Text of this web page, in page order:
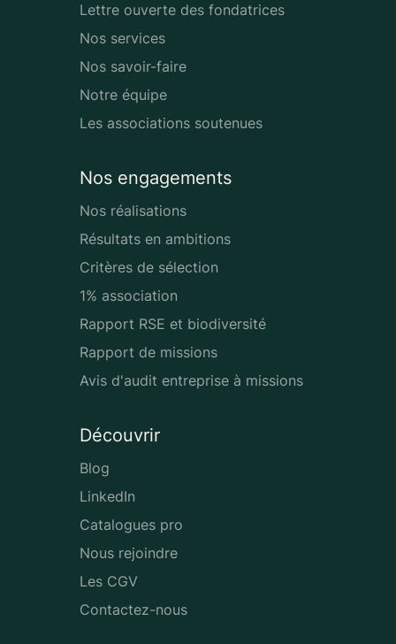
Lettre ouverte des fondatrices
Nos services
Nos savoir-faire
Notre équipe
Les associations soutenues
Nos engagements
Nos réalisations
Résultats en ambitions
Critères de sélection
1% association
Rapport RSE et biodiversité
Rapport de missions
Avis d'audit entreprise à missions
Découvrir
Blog
LinkedIn
Catalogues pro
Nous rejoindre
Les CGV
Contactez-nous